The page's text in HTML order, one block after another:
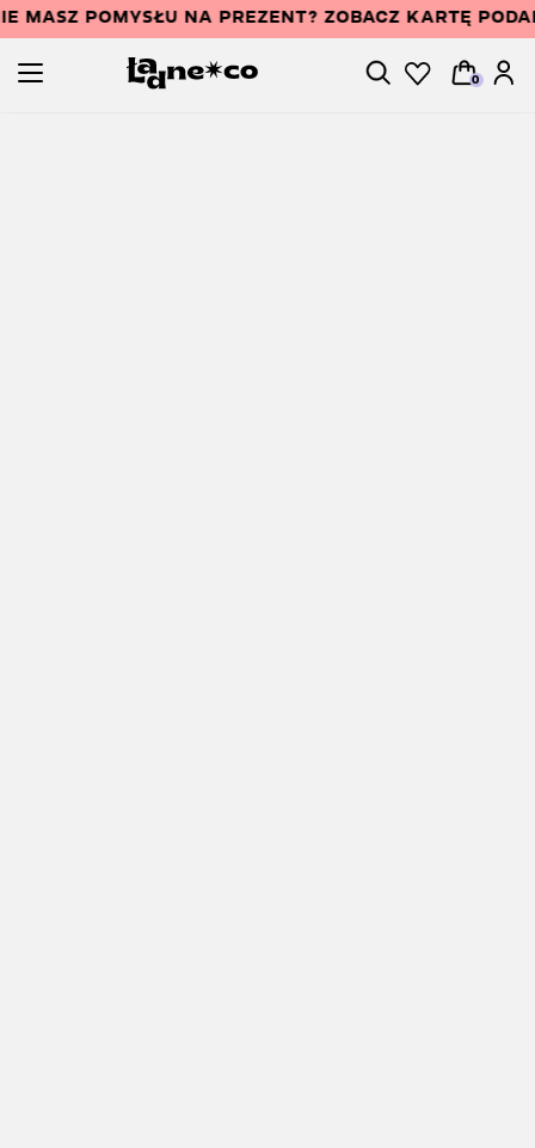
MASZ POMYSŁU NA PREZENT? ZOBACZ KARTĘ
0